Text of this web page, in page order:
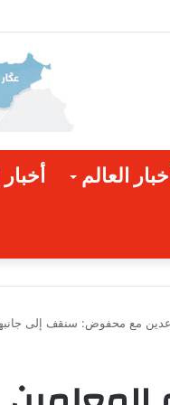
أخبار العالم
مع محفوض: سنقف إلى